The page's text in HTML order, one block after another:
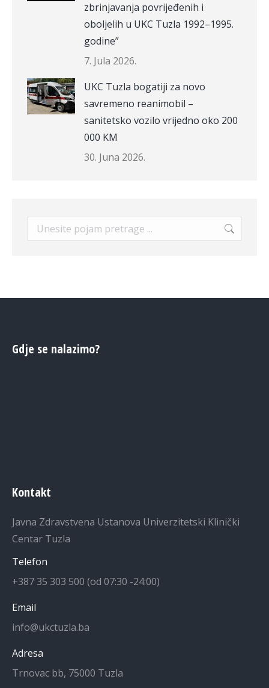
zbrinjavanja povrijeđenih i
oboljelih u UKC Tuzla 1992–1995.
godine”
7. Jula 2026.
UKC Tuzla bogatiji za novo
savremeno reanimobil –
sanitetsko vozilo vrijedno oko 200
000 KM
30. Juna 2026.
Search:
Gdje se nalazimo?
Kontakt
Javna Zdravstvena Ustanova Univerzitetski Klinički
Centar Tuzla
Telefon
+387 35 303 500 (od 07:30 -24:00)
Email
info@ukctuzla.ba
Adresa
Trnovac bb, 75000 Tuzla